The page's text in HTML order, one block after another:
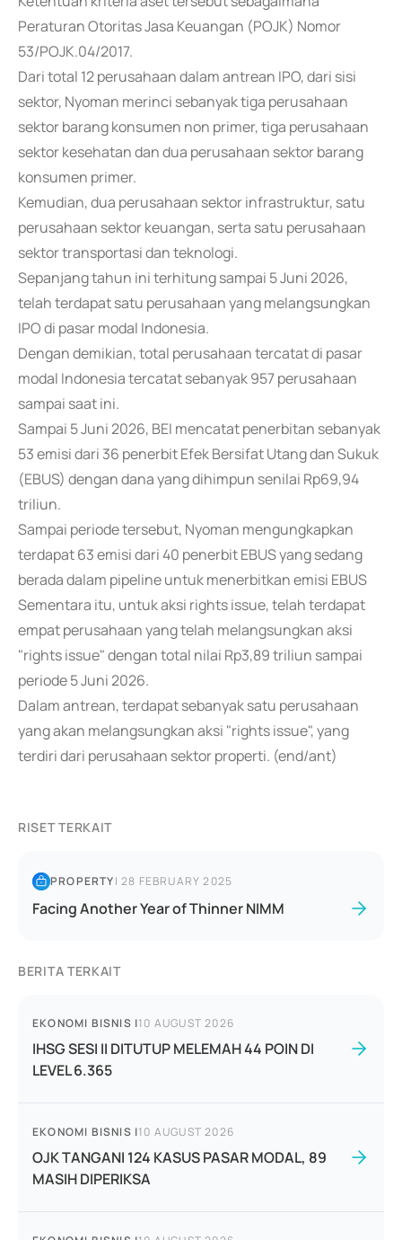
Peraturan Otoritas Jasa Keuangan (POJK) Nomor
53/POJK.04/2017.
Dari total 12 perusahaan dalam antrean IPO, dari sisi
sektor, Nyoman merinci sebanyak tiga perusahaan
sektor barang konsumen non primer, tiga perusahaan
sektor kesehatan dan dua perusahaan sektor barang
konsumen primer.
Kemudian, dua perusahaan sektor infrastruktur, satu
perusahaan sektor keuangan, serta satu perusahaan
sektor transportasi dan teknologi.
Sepanjang tahun ini terhitung sampai 5 Juni 2026,
telah terdapat satu perusahaan yang melangsungkan
IPO di pasar modal Indonesia.
Dengan demikian, total perusahaan tercatat di pasar
modal Indonesia tercatat sebanyak 957 perusahaan
sampai saat ini.
Sampai 5 Juni 2026, BEI mencatat penerbitan sebanyak
53 emisi dari 36 penerbit Efek Bersifat Utang dan Sukuk
(EBUS) dengan dana yang dihimpun senilai Rp69,94
triliun.
Sampai periode tersebut, Nyoman mengungkapkan
terdapat 63 emisi dari 40 penerbit EBUS yang sedang
berada dalam pipeline untuk menerbitkan emisi EBUS
Sementara itu, untuk aksi rights issue, telah terdapat
empat perusahaan yang telah melangsungkan aksi
"rights issue" dengan total nilai Rp3,89 triliun sampai
periode 5 Juni 2026.
Dalam antrean, terdapat sebanyak satu perusahaan
yang akan melangsungkan aksi "rights issue", yang
terdiri dari perusahaan sektor properti. (end/ant)
RISET TERKAIT
PROPERTY|28 FEBRUARY 2025
Facing Another Year of Thinner NIMM
BERITA TERKAIT
EKONOMI BISNIS |10 AUGUST 2026
IHSG SESI II DITUTUP MELEMAH 44 POIN DI
LEVEL 6.365
EKONOMI BISNIS |10 AUGUST 2026
OJK TANGANI 124 KASUS PASAR MODAL, 89
MASIH DIPERIKSA